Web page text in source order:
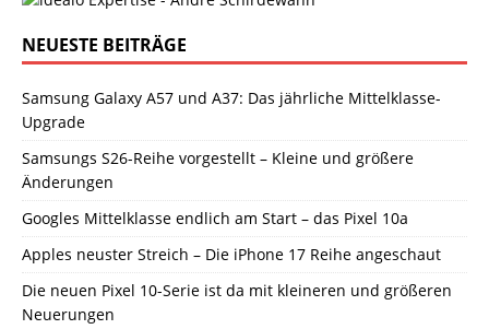
NEUESTE BEITRÄGE
Samsung Galaxy A57 und A37: Das jährliche Mittelklasse-
Upgrade
Samsungs S26-Reihe vorgestellt – Kleine und größere
Änderungen
Googles Mittelklasse endlich am Start – das Pixel 10a
Apples neuster Streich – Die iPhone 17 Reihe angeschaut
Die neuen Pixel 10-Serie ist da mit kleineren und größeren
Neuerungen